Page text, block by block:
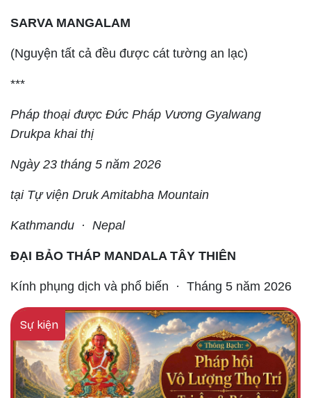
SARVA MANGALAM
(Nguyện tất cả đều được cát tường an lạc)
***
Pháp thoại được Đức Pháp Vương Gyalwang
Drukpa khai thị
Ngày 23 tháng 5 năm 2026
tại Tự viện Druk Amitabha Mountain
Kathmandu · Nepal
ĐẠI BẢO THÁP MANDALA TÂY THIÊN
Kính phụng dịch và phổ biến · Tháng 5 năm 2026
Sự kiện